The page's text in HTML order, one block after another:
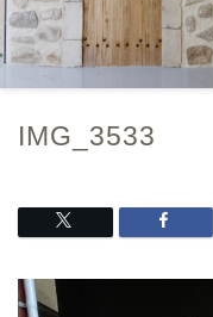
IMG_3533